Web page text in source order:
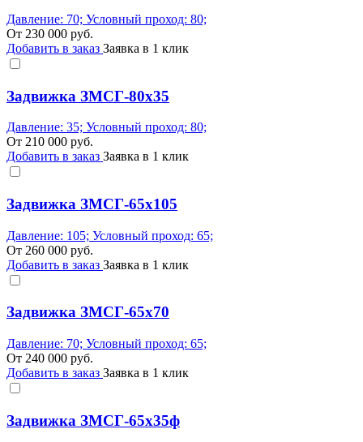
Давление: 70; Условный проход: 80;
От 230 000 руб.
Добавить в заказ Заявка в 1 клик
Задвижка ЗМСГ-80х35
Давление: 35; Условный проход: 80;
От 210 000 руб.
Добавить в заказ Заявка в 1 клик
Задвижка ЗМСГ-65х105
Давление: 105; Условный проход: 65;
От 260 000 руб.
Добавить в заказ Заявка в 1 клик
Задвижка ЗМСГ-65х70
Давление: 70; Условный проход: 65;
От 240 000 руб.
Добавить в заказ Заявка в 1 клик
Задвижка ЗМСГ-65х35ф